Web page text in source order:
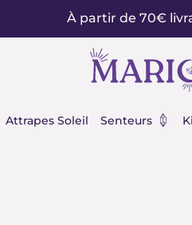
À partir de 70€
Attrapes Soleil Senteurs